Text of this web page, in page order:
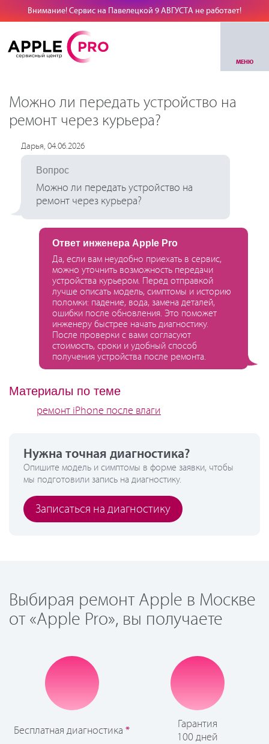
Внимание! Сервис на Павелецкой 9 АВГУСТА не работает!
МЕНЮ
Можно ли передать устройство на
ремонт через курьера?
Дарья, 04.06.2026
Вопрос
Можно ли передать устройство на
ремонт через курьера?
Ответ инженера Apple Pro
Да, если вам неудобно приехать в сервис,
можно уточнить возможность передачи
устройства курьером. Перед отправкой
лучше описать модель, симптомы и историю
поломки: падение, вода, замена деталей,
ошибки после обновления. Это поможет
инженеру быстрее начать диагностику.
После проверки с вами согласуют
стоимость, сроки и удобный способ
получения устройства после ремонта.
Материалы по теме
ремонт iPhone после влаги
Нужна точная диагностика?
Опишите модель и симптомы в форме заявки, чтобы
мы подготовили запись на диагностику.
Записаться на диагностику
Выбирая ремонт Apple в Москве
от «Apple Pro», вы получаете
Бесплатная диагностика *
Гарантия
100 дней